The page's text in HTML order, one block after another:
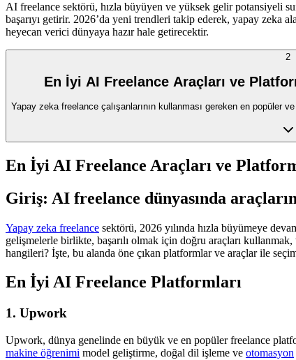
AI freelance sektörü, hızla büyüyen ve yüksek gelir potansiyeli
başarıyı getirir. 2026’da yeni trendleri takip ederek, yapay zeka
heyecan verici dünyaya hazır hale getirecektir.
2
En İyi AI Freelance Araçları ve
Yapay zeka freelance çalışanlarının kullanması gereken en popüler
En İyi AI Freelance Araçları ve
Giriş: AI freelance dünyasında
Yapay zeka freelance sektörü, 2026 yılında hızla büyümeye
gelişmelerle birlikte, başarılı olmak için doğru araçları
hangileri? İşte, bu alanda öne çıkan platformlar ve araçlar ile
En İyi AI Freelance Platformları
1. Upwork
Upwork, dünya genelinde en büyük ve en popüler freelance
makine öğrenimi model geliştirme, doğal dil işleme ve otomasyon